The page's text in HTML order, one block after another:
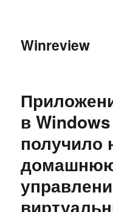
Winreview
в
получило